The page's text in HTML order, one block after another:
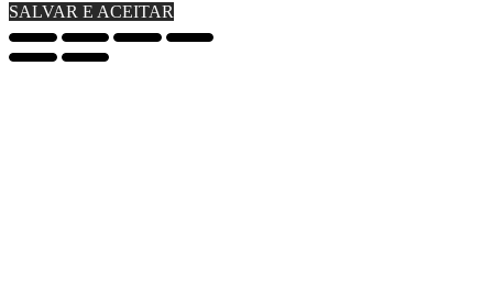
SALVAR E ACEITAR